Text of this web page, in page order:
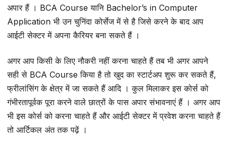
अपार हैं । BCA Course यानि Bachelor’s in Computer
Application भी उन चुनिंदा कोर्सेज में से है जिसे करने के बाद आप
आईटी सेक्टर में अपना कैरियर बना सकते हैं ।
अगर आप किसी के लिए नौकरी नहीं करना चाहते हैं तब भी अगर आपने
सही से BCA Course किया है तो खुद का स्टार्टअप शुरू कर सकते हैं,
फ्रीलांसिंग के क्षेत्र में जा सकते हैं आदि । कुल मिलाकर इस कोर्स को
गंभीरतापूर्वक पूरा करने वाले छात्रों के पास अपार संभावनाएं हैं । अगर आप
भी इस कोर्स को करना चाहते हैं और आईटी सेक्टर में प्रवेश करना चाहते हैं
तो आर्टिकल अंत तक पढ़ें ।